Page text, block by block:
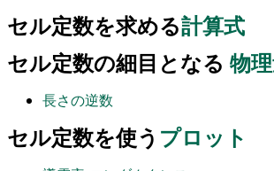
セル定数を求める計算式
セル定数の細目となる 物
長さの逆数
セル定数を使う プロット